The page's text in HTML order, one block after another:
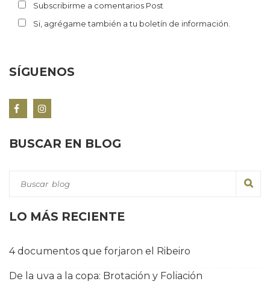
Subscribirme a comentarios Post
Si, agrégame también a tu boletín de información.
SÍGUENOS
BUSCAR EN BLOG
LO MÁS RECIENTE
4 documentos que forjaron el Ribeiro
De la uva a la copa: Brotación y Foliación